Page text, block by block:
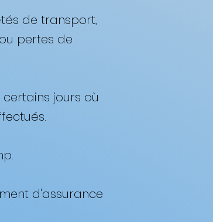
de transport,
pertes de
certains jours où
d'assurance